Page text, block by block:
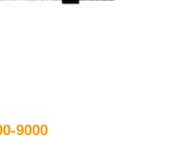
9000